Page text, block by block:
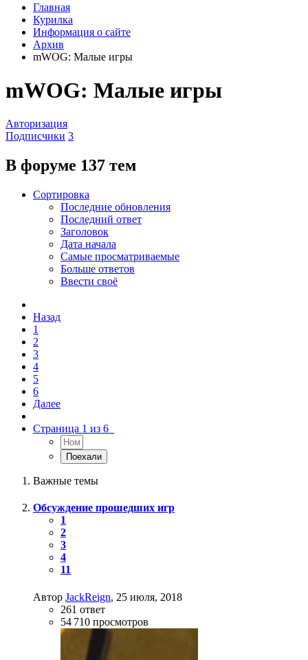
Главная
Курилка
Информация о сайте
Архив
mWOG: Малые игры
mWOG: Малые игры
Авторизация
Подписчики 3
В форуме 137 тем
Сортировка
Последние обновления
Последний ответ
Заголовок
Дата начала
Самые просматриваемые
Больше ответов
Ввести своё
Назад
1
2
3
4
5
6
Далее
Страница 1 из 6
Важные темы
Обсуждение прошедших игр
1
2
3
4
11
Автор JackReign, 25 июля, 2018
261 ответ
54 710 просмотров